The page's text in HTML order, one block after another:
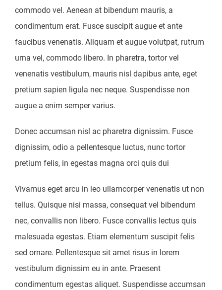
commodo vel. Aenean at bibendum mauris, a
condimentum erat. Fusce suscipit augue et ante
faucibus venenatis. Aliquam et augue volutpat, rutrum
urna vel, commodo libero. In pharetra, tortor vel
venenatis vestibulum, mauris nisl dapibus ante, eget
pretium sapien ligula nec neque. Suspendisse non
augue a enim semper varius.
Donec accumsan nisl ac pharetra dignissim. Fusce
dignissim, odio a pellentesque luctus, nunc tortor
pretium felis, in egestas magna orci quis dui
Vivamus eget arcu in leo ullamcorper venenatis ut non
tellus. Quisque nisi massa, consequat vel bibendum
nec, convallis non libero. Fusce convallis lectus quis
malesuada egestas. Etiam elementum suscipit felis
sed ornare. Pellentesque sit amet risus in lorem
vestibulum dignissim eu in ante. Praesent
condimentum egestas aliquet. Suspendisse accumsan